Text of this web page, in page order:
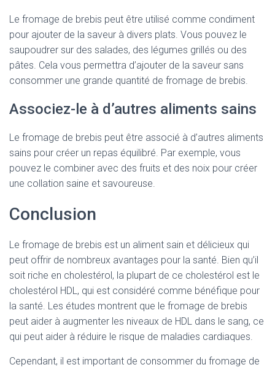
Le fromage de brebis peut être utilisé comme condiment
pour ajouter de la saveur à divers plats. Vous pouvez le
saupoudrer sur des salades, des légumes grillés ou des
pâtes. Cela vous permettra d’ajouter de la saveur sans
consommer une grande quantité de fromage de brebis.
Associez-le à d’autres aliments sains
Le fromage de brebis peut être associé à d’autres aliments
sains pour créer un repas équilibré. Par exemple, vous
pouvez le combiner avec des fruits et des noix pour créer
une collation saine et savoureuse.
Conclusion
Le fromage de brebis est un aliment sain et délicieux qui
peut offrir de nombreux avantages pour la santé. Bien qu’il
soit riche en cholestérol, la plupart de ce cholestérol est le
cholestérol HDL, qui est considéré comme bénéfique pour
la santé. Les études montrent que le fromage de brebis
peut aider à augmenter les niveaux de HDL dans le sang, ce
qui peut aider à réduire le risque de maladies cardiaques.
Cependant, il est important de consommer du fromage de